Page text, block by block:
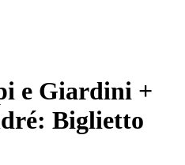
e Giardini +
Biglietto